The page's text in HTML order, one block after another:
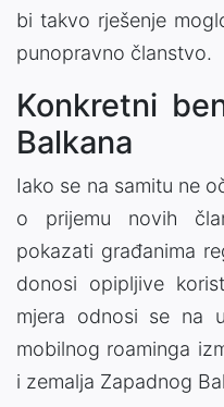
bi takvo rješenje
punopravno članstvo.
Konkretni
Balkana
Iako se na samitu ne
o prijemu novih
pokazati građanima
donosi opipljive
mjera odnosi se na
mobilnog roaminga
i zemalja Zapadnog